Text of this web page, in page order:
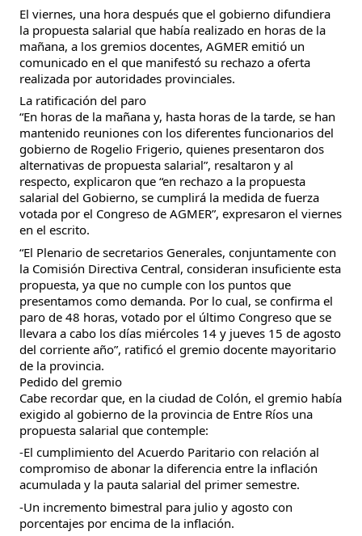
El viernes, una hora después que el gobierno difundiera
la propuesta salarial que había realizado en horas de la
mañana, a los gremios docentes, AGMER emitió un
comunicado en el que manifestó su rechazo a oferta
realizada por autoridades provinciales.
La ratificación del paro
“En horas de la mañana y, hasta horas de la tarde, se han
mantenido reuniones con los diferentes funcionarios del
gobierno de Rogelio Frigerio, quienes presentaron dos
alternativas de propuesta salarial”, resaltaron y al
respecto, explicaron que “en rechazo a la propuesta
salarial del Gobierno, se cumplirá la medida de fuerza
votada por el Congreso de AGMER”, expresaron el viernes
en el escrito.
“El Plenario de secretarios Generales, conjuntamente con
la Comisión Directiva Central, consideran insuficiente esta
propuesta, ya que no cumple con los puntos que
presentamos como demanda. Por lo cual, se confirma el
paro de 48 horas, votado por el último Congreso que se
llevara a cabo los días miércoles 14 y jueves 15 de agosto
del corriente año”, ratificó el gremio docente mayoritario
de la provincia.
Pedido del gremio
Cabe recordar que, en la ciudad de Colón, el gremio había
exigido al gobierno de la provincia de Entre Ríos una
propuesta salarial que contemple:
-El cumplimiento del Acuerdo Paritario con relación al
compromiso de abonar la diferencia entre la inflación
acumulada y la pauta salarial del primer semestre.
-Un incremento bimestral para julio y agosto con
porcentajes por encima de la inflación.